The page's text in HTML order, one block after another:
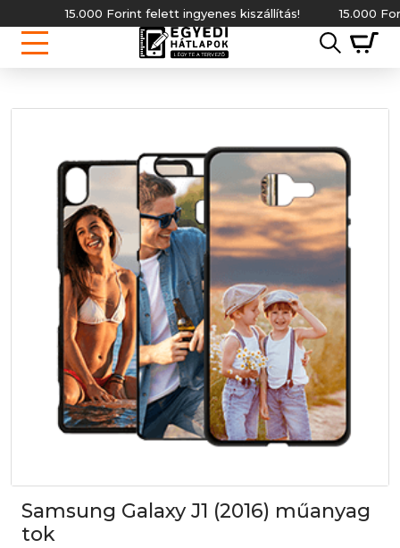
15.000 Forint felett ingyenes kiszállítás! 15.000
Samsung Galaxy J1 (2016) műanyag
tok